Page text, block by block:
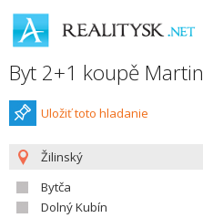
Byt 2+1 koupě Martin
Uložiť toto hladanie
Žilinský
Bytča
Dolný Kubín